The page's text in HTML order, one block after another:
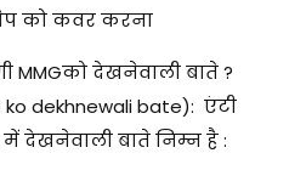
को कवर करना
MMGको देखनेवाली बाते ?
ko dekhnewali bate): एंटी
देखनेवाली बाते निम्न है :